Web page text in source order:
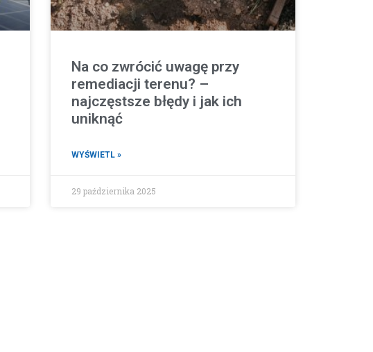
Na co zwrócić uwagę przy
remediacji terenu? –
najczęstsze błędy i jak ich
uniknąć
WYŚWIETL »
29 października 2025